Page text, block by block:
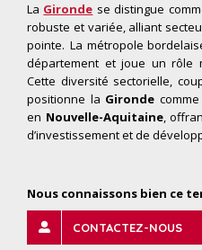
La Gironde se distingue
robuste et variée, alliant
pointe. La métropole
département et joue un rôle
Cette diversité sectorielle,
positionne la Gironde
en Nouvelle-Aquitaine,
d’investissement et de
Nous connaissons bien ce
CONTACTEZ-NOUS